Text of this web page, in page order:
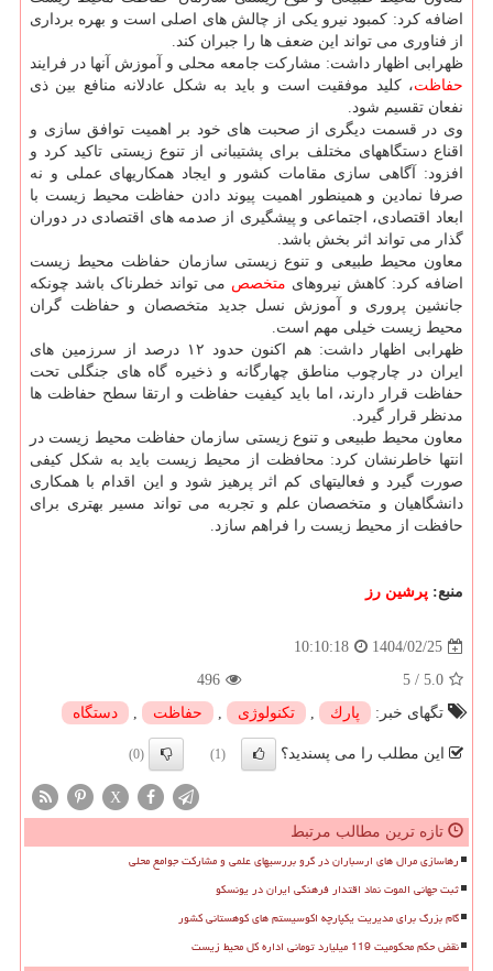
اضافه کرد: کمبود نیرو یکی از چالش های اصلی است و بهره برداری
از فناوری می تواند این ضعف ها را جبران کند.
ظهرابی اظهار داشت: مشارکت جامعه محلی و آموزش آنها در فرایند
حفاظت، کلید موفقیت است و باید به شکل عادلانه منافع بین ذی
نفعان تقسیم شود.
وی در قسمت دیگری از صحبت های خود بر اهمیت توافق سازی و
اقناع دستگاههای مختلف برای پشتیبانی از تنوع زیستی تاکید کرد و
افزود: آگاهی سازی مقامات کشور و ایجاد همکاریهای عملی و نه
صرفا نمادین و همینطور اهمیت پیوند دادن حفاظت محیط زیست با
ابعاد اقتصادی، اجتماعی و پیشگیری از صدمه های اقتصادی در دوران
گذار می تواند اثر بخش باشد.
معاون محیط طبیعی و تنوع زیستی سازمان حفاظت محیط زیست
اضافه کرد: کاهش نیروهای متخصص می تواند خطرناک باشد چونکه
جانشین پروری و آموزش نسل جدید متخصصان و حفاظت گران
محیط زیست خیلی مهم است.
ظهرابی اظهار داشت: هم اکنون حدود ۱۲ درصد از سرزمین های
ایران در چارچوب مناطق چهارگانه و ذخیره گاه های جنگلی تحت
حفاظت قرار دارند، اما باید کیفیت حفاظت و ارتقا سطح حفاظت ها
مدنظر قرار گیرد.
معاون محیط طبیعی و تنوع زیستی سازمان حفاظت محیط زیست در
انتها خاطرنشان کرد: محافظت از محیط زیست باید به شکل کیفی
صورت گیرد و فعالیتهای کم اثر پرهیز شود و این اقدام با همکاری
دانشگاهیان و متخصصان علم و تجربه می تواند مسیر بهتری برای
حافظت از محیط زیست را فراهم سازد.
منبع: پرشین رز
1404/02/25
10:10:18
5.0
/
5
496
تگهای خبر:
پارك , تكنولوژی , حفاظت , دستگاه
این مطلب را می پسندید؟ (1)
(0)
X
تازه ترین مطالب مرتبط
رهاسازی مرال های ارسباران در گرو بررسیهای علمی و مشارکت جوامع محلی
ثبت جهانی الموت نماد اقتدار فرهنگی ایران در یونسکو
گام بزرگ برای مدیریت یکپارچه اکوسیستم های کوهستانی کشور
نقض حکم محکومیت 119 میلیارد تومانی اداره کل محیط زیست